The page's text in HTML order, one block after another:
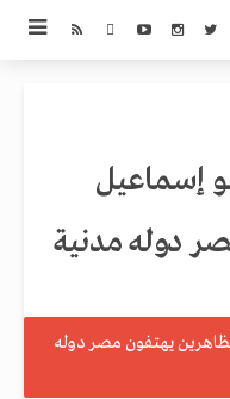
إسماعيل
دوله مدنية